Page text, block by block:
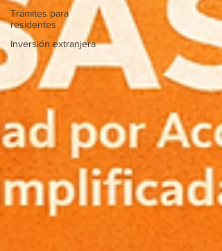
Trámites para
residentes
Inversión extranjera